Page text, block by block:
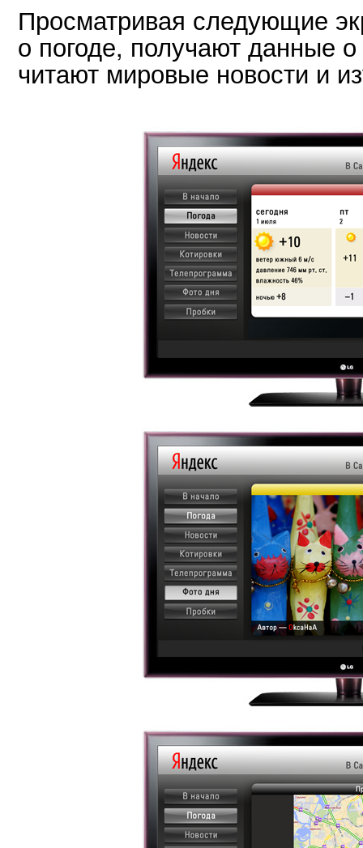
Просматривая следующие
о погоде, получают данные
читают мировые новости и